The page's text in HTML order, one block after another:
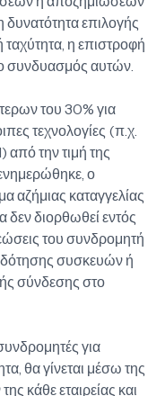
δυνατότητα επιλογής
η επιστροφή
συνδυασμός αυτών.
του 30% για
τεχνολογίες (π.χ.
την τιμή της
ο
αζήμιας καταγγελίας
διορθωθεί εντός
του συνδρομητή
συσκευών ή
σύνδεσης στο
για
θα γίνεται μέσω της
κάθε εταιρείας και